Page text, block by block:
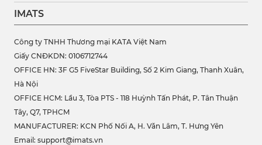
IMATS
Công ty TNHH Thương mại KATA Việt Nam
Giấy CNĐKDN: 0106712744
OFFICE HN: 3F G5 FiveStar Building, Số 2 Kim Giang, Thanh Xuân,
Hà Nội
OFFICE HCM: Lầu 3, Tòa PTS - 118 Huỳnh Tấn Phát, P. Tân Thuận
Tây, Q7, TPHCM
MANUFACTURER: KCN Phố Nối A, H. Văn Lâm, T. Hưng Yên
Email: support@imats.vn